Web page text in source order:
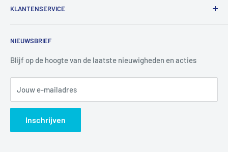
Utrechtlaan 9
Tel:+31 6 345 30 448
Mail:info@luchtbuks.com
KLANTENSERVICE
Informatie
Privacybeleid
Verzendbeleid
Search
NIEUWSBRIEF
Blijf op de hoogte van de laatste nieuwigheden en acties
Jouw e-mailadres
Inschrijven